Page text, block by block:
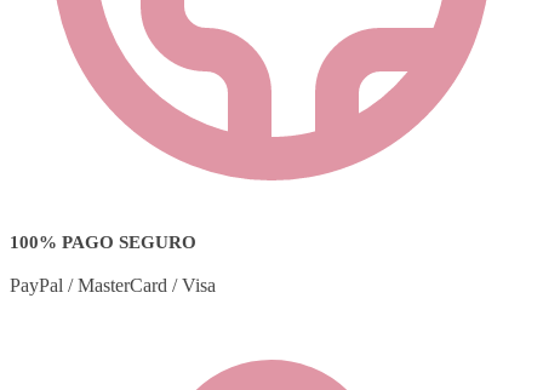
100% PAGO SEGURO
PayPal / MasterCard / Visa